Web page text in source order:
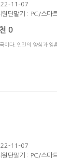
11-07
원단말기 : PC/스마
0
이다. 인간의 양심과 영
11-07
원단말기 : PC/스마